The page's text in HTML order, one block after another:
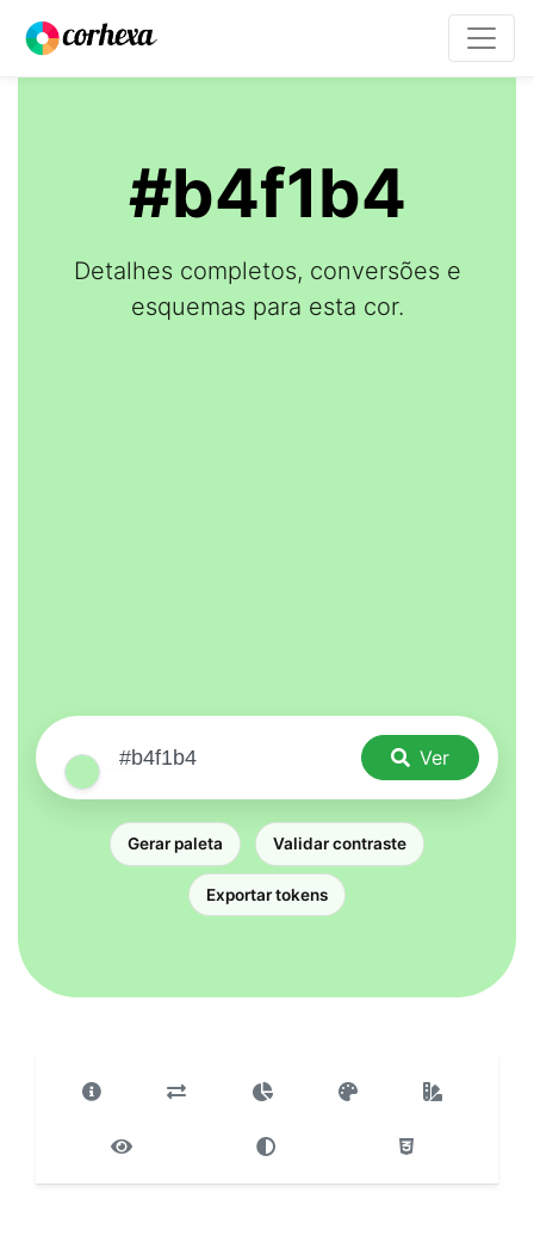
#b4f1b4
Detalhes completos, conversões e
esquemas para esta cor.
Ver
Gerar paleta Validar contraste
Exportar tokens